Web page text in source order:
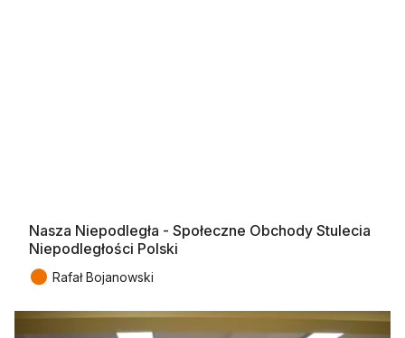
Nasza Niepodległa - Społeczne Obchody Stulecia
Niepodległości Polski
● Rafał Bojanowski